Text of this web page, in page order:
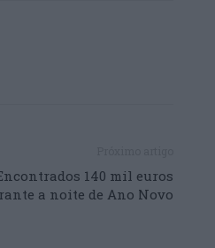
140 mil euros
a noite de Ano Novo